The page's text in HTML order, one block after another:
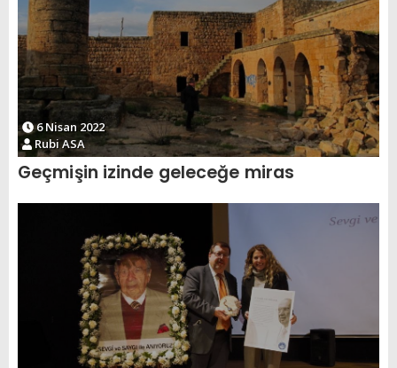
6 Nisan 2022
Rubi ASA
Geçmişin izinde geleceğe miras